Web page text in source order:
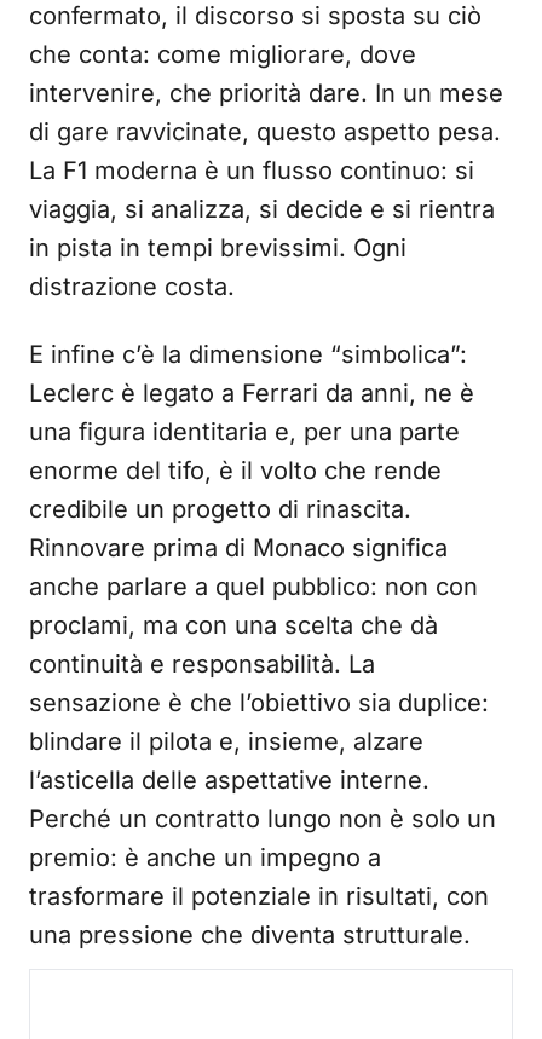
confermato, il discorso si sposta su ciò
che conta: come migliorare, dove
intervenire, che priorità dare. In un mese
di gare ravvicinate, questo aspetto pesa.
La F1 moderna è un flusso continuo: si
viaggia, si analizza, si decide e si rientra
in pista in tempi brevissimi. Ogni
distrazione costa.
E infine c’è la dimensione “simbolica”:
Leclerc è legato a Ferrari da anni, ne è
una figura identitaria e, per una parte
enorme del tifo, è il volto che rende
credibile un progetto di rinascita.
Rinnovare prima di Monaco significa
anche parlare a quel pubblico: non con
proclami, ma con una scelta che dà
continuità e responsabilità. La
sensazione è che l’obiettivo sia duplice:
blindare il pilota e, insieme, alzare
l’asticella delle aspettative interne.
Perché un contratto lungo non è solo un
premio: è anche un impegno a
trasformare il potenziale in risultati, con
una pressione che diventa strutturale.